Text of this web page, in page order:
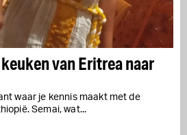
van Eritrea naar
waar je kennis maakt met de
Semai, wat...